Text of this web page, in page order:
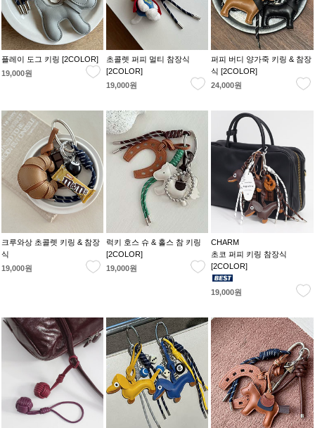
플레이 도그 키링 [2COLOR]
19,000원
초콜렛 퍼피 멀티 참장식
[2COLOR]
19,000원
퍼피 버디 양가죽 키링 & 참장
식 [2COLOR]
24,000원
크루와상 초콜렛 키링 & 참장
식
19,000원
럭키 호스 슈 & 홀스 참 키링
[2COLOR]
19,000원
CHARM
초코 퍼피 키링 참장식
[2COLOR]
19,000원